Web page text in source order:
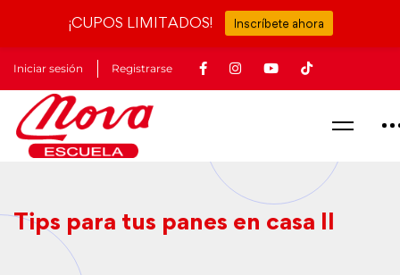
Iniciar sesión Registrarse
Tips para tus panes en casa II
¡CUPOS LIMITADOS! Inscríbete ahora